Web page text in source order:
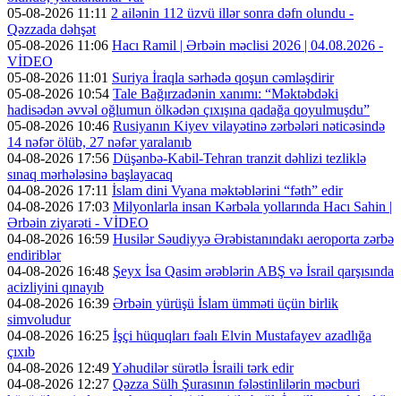
05-08-2026 11:11 2 ailənin 112 üzvü illər sonra dəfn olundu -
Qəzzada dəhşət
05-08-2026 11:06 Hacı Ramil | Ərbəin məclisi 2026 | 04.08.2026 -
VİDEO
05-08-2026 11:01 Suriya İraqla sərhədə qoşun cəmləşdirir
05-08-2026 10:54 Tale Bağırzadənin xanımı: “Məktəbdəki
hadisədən əvvəl oğlumun ölkədən çıxışına qadağa qoyulmuşdu”
05-08-2026 10:46 Rusiyanın Kiyev vilayətinə zərbələri nəticəsində
14 nəfər ölüb, 27 nəfər yaralanıb
04-08-2026 17:56 Düşənbə-Kabil-Tehran tranzit dəhlizi tezliklə
sınaq mərhələsinə başlayacaq
04-08-2026 17:11 İslam dini Vyana məktəblərini “fəth” edir
04-08-2026 17:03 Milyonlarla insan Kərbəla yollarında Hacı Sahin |
Ərbəin ziyarəti - VİDEO
04-08-2026 16:59 Husilər Səudiyyə Ərəbistanındakı aeroporta zərbə
endiriblər
04-08-2026 16:48 Şeyx İsa Qasim ərəblərin ABŞ və İsrail qarşısında
acizliyini qınayıb
04-08-2026 16:39 Ərbəin yürüşü İslam ümməti üçün birlik
simvoludur
04-08-2026 16:25 İşçi hüquqları fəalı Elvin Mustafayev azadlığa
çıxıb
04-08-2026 12:49Yəhudilər sürətlə İsraili tərk edir
04-08-2026 12:27 Qəzza Sülh Şurasının fələstinlilərin məcburi